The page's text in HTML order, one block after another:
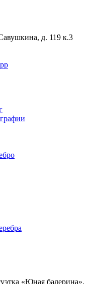
д. 119 к.3
«Юная балерина»,